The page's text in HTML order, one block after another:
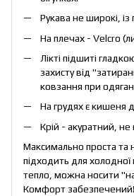
Рукава не широкі,
На плечах - Velcro
Лікті підшиті
захисту від
ковзання при
На грудях є кишеня
Крій - акуратний,
Максимально проста та
підходить для
тепло, можна носити
Комфорт забезпечений!